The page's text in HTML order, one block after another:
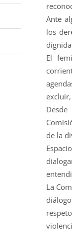
Ante
los
El
de la
La